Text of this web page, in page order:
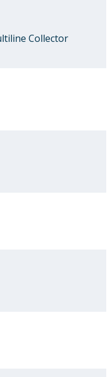
Collector